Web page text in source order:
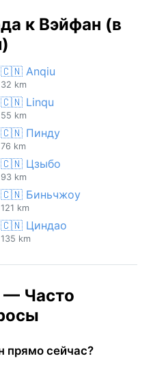
к Вэйфан (в
🇨🇳 Anqiu
32 km
🇨🇳 Linqu
55 km
🇨🇳 Пинду
76 km
🇨🇳 Цзыбо
93 km
🇨🇳 Биньчжоу
121 km
🇨🇳 Циндао
135 km
— Часто
прямо сейчас?